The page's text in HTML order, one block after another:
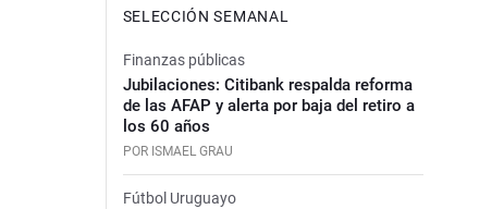
SELECCIÓN SEMANAL
Finanzas públicas
Jubilaciones: Citibank respalda reforma
de las AFAP y alerta por baja del retiro a
los 60 años
POR ISMAEL GRAU
Fútbol Uruguayo